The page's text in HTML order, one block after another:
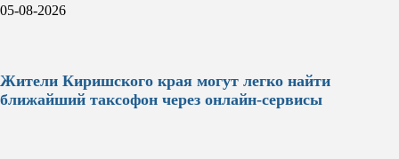
05-08-2026
Жители Киришского края могут легко найти
ближайший таксофон через онлайн-сервисы